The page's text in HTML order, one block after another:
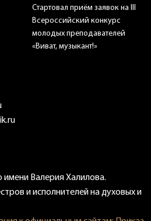
Стартовал приём заявок на III
Всероссийский конкурс
молодых преподавателей
«Виват, музыкант!»
Валерия Халилова.
и исполнителей на духовых и